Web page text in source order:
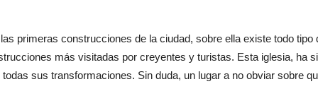
primeras construcciones de la ciudad, sobre ella existe todo tipo
más visitadas por creyentes y turistas. Esta iglesia, ha
sus transformaciones. Sin duda, un lugar a no obviar sobre